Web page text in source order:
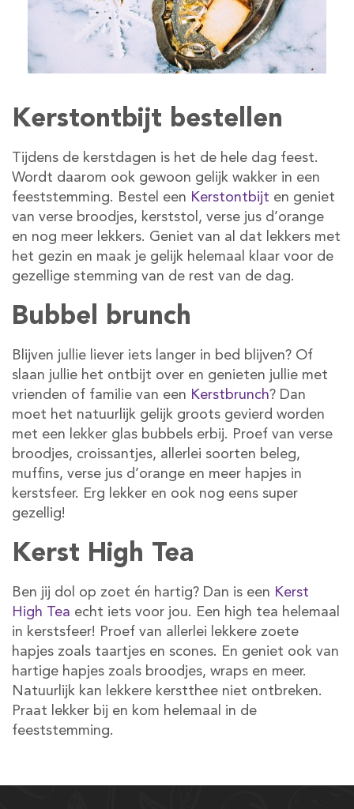
Kerstontbijt bestellen
Tijdens de kerstdagen is het de hele dag feest.
Wordt daarom ook gewoon gelijk wakker in een
feeststemming. Bestel een Kerstontbijt en geniet
van verse broodjes, kerststol, verse jus d’orange
en nog meer lekkers. Geniet van al dat lekkers met
het gezin en maak je gelijk helemaal klaar voor de
gezellige stemming van de rest van de dag.
Bubbel brunch
Blijven jullie liever iets langer in bed blijven? Of
slaan jullie het ontbijt over en genieten jullie met
vrienden of familie van een Kerstbrunch? Dan
moet het natuurlijk gelijk groots gevierd worden
met een lekker glas bubbels erbij. Proef van verse
broodjes, croissantjes, allerlei soorten beleg,
muffins, verse jus d’orange en meer hapjes in
kerstsfeer. Erg lekker en ook nog eens super
gezellig!
Kerst High Tea
Ben jij dol op zoet én hartig? Dan is een Kerst
High Tea echt iets voor jou. Een high tea helemaal
in kerstsfeer! Proef van allerlei lekkere zoete
hapjes zoals taartjes en scones. En geniet ook van
hartige hapjes zoals broodjes, wraps en meer.
Natuurlijk kan lekkere kerstthee niet ontbreken.
Praat lekker bij en kom helemaal in de
feeststemming.